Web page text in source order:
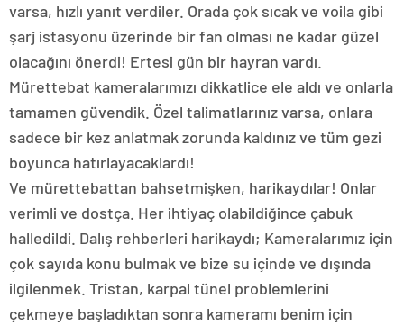
varsa, hızlı yanıt verdiler. Orada çok sıcak ve voila gibi
şarj istasyonu üzerinde bir fan olması ne kadar güzel
olacağını önerdi! Ertesi gün bir hayran vardı.
Mürettebat kameralarımızı dikkatlice ele aldı ve onlarla
tamamen güvendik. Özel talimatlarınız varsa, onlara
sadece bir kez anlatmak zorunda kaldınız ve tüm gezi
boyunca hatırlayacaklardı!
Ve mürettebattan bahsetmişken, harikaydılar! Onlar
verimli ve dostça. Her ihtiyaç olabildiğince çabuk
halledildi. Dalış rehberleri harikaydı; Kameralarımız için
çok sayıda konu bulmak ve bize su içinde ve dışında
ilgilenmek. Tristan, karpal tünel problemlerini
çekmeye başladıktan sonra kameramı benim için